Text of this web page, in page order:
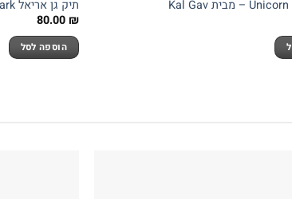
תיק גן אריאל Shark – מבית Kal Gav
80.00 ₪
הוספה לסל